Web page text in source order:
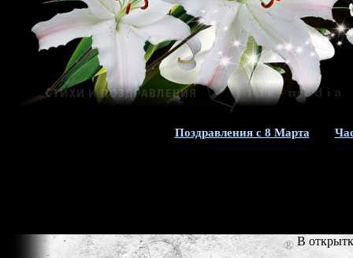
Поздравления с 8 Марта
В